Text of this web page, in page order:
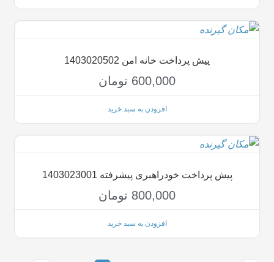
پیش پرداخت خانه امن 1403020502
600,000 تومان
افزودن به سبد خرید
پیش پرداخت خودراهبری پیشرفته 1403023001
800,000 تومان
افزودن به سبد خرید